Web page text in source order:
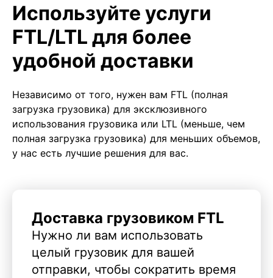
Используйте услуги
FTL/LTL для более
удобной доставки
Независимо от того, нужен вам FTL (полная
загрузка грузовика) для эксклюзивного
использования грузовика или LTL (меньше, чем
полная загрузка грузовика) для меньших объемов,
у нас есть лучшие решения для вас.
Доставка грузовиком FTL
Нужно ли вам использовать
целый грузовик для вашей
отправки, чтобы сократить время